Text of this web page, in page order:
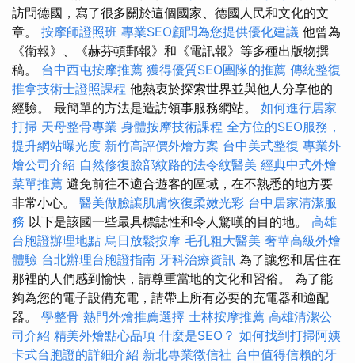
訪問德國，寫了很多關於這個國家、德國人民和文化的文
章。 按摩師證照班 專業SEO顧問為您提供優化建議 他曾為
《衛報》、《赫芬頓郵報》和《電訊報》等多種出版物撰
稿。 台中西屯按摩推薦 獲得優質SEO團隊的推薦 傳統整復
推拿技術士證照課程 他熱衷於探索世界並與他人分享他的
經驗。 最簡單的方法是造訪領事服務網站。 如何進行居家
打掃 天母整骨專業 身體按摩技術課程 全方位的SEO服務，
提升網站曝光度 新竹高評價外燴方案 台中美式整復 專業外
燴公司介紹 自然修復臉部紋路的法令紋醫美 經典中式外燴
菜單推薦 避免前往不適合遊客的區域，在不熟悉的地方要
非常小心。 醫美做臉讓肌膚恢復柔嫩光彩 台中居家清潔服
務 以下是該國一些最具標誌性和令人驚嘆的目的地。 高雄
台胞證辦理地點 烏日放鬆按摩 毛孔粗大醫美 奢華高級外燴
體驗 台北辦理台胞證指南 牙科治療資訊 為了讓您和居住在
那裡的人們感到愉快，請尊重當地的文化和習俗。 為了能
夠為您的電子設備充電，請帶上所有必要的充電器和適配
器。 學整骨 熱門外燴推薦選擇 士林按摩推薦 高雄清潔公
司介紹 精美外燴點心品項 什麼是SEO？ 如何找到打掃阿姨
卡式台胞證的詳細介紹 新北專業徵信社 台中值得信賴的牙